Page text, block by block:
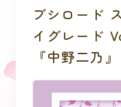
ブシロード
イグレード
『中野二乃